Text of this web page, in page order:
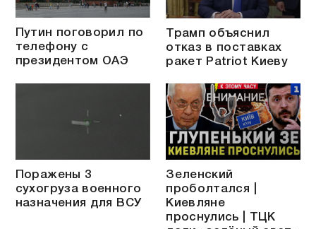
Путин поговорил по
телефону с
президентом ОАЭ
Трамп объяснил
отказ в поставках
ракет Patriot Киеву
Поражены 3
сухогруза военного
назначения для ВСУ
Зеленский
проболтался |
Киевляне
проснулись | ТЦК